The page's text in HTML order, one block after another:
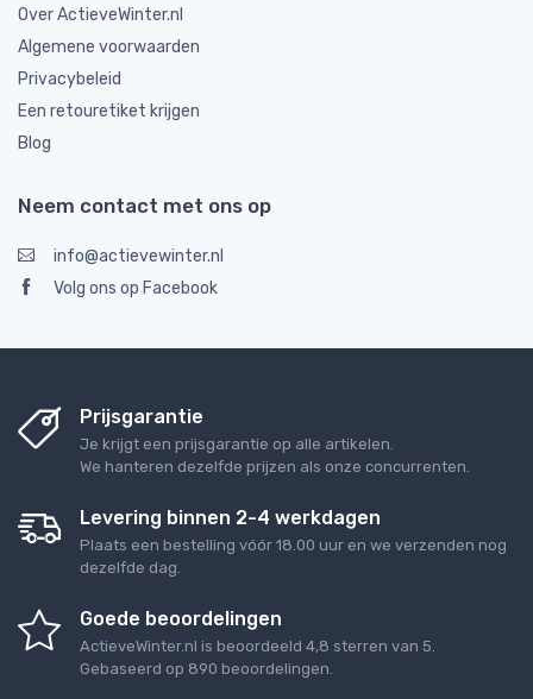
Over ActieveWinter.nl
Algemene voorwaarden
Privacybeleid
Een retouretiket krijgen
Blog
Neem contact met ons op
info@actievewinter.nl
Volg ons op Facebook
Prijsgarantie
Je krijgt een prijsgarantie op alle artikelen.
We hanteren dezelfde prijzen als onze concurrenten.
Levering binnen 2-4 werkdagen
Plaats een bestelling vóór 18.00 uur en we verzenden nog
dezelfde dag.
Goede beoordelingen
ActieveWinter.nl is beoordeeld 4,8 sterren van 5
Gebaseerd op 890 beoordelingen.